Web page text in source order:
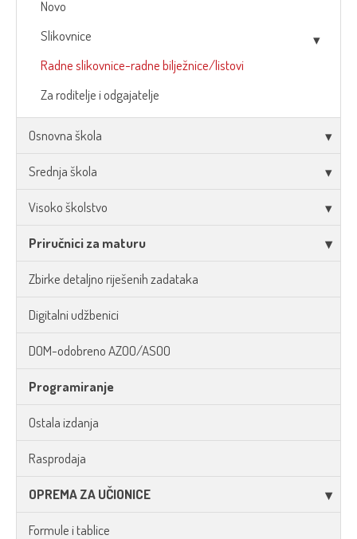
Novo
Slikovnice
Radne slikovnice-radne bilježnice/listovi
Za roditelje i odgajatelje
Osnovna škola
Srednja škola
Visoko školstvo
Priručnici za maturu
Zbirke detaljno riješenih zadataka
Digitalni udžbenici
DOM-odobreno AZOO/ASOO
Programiranje
Ostala izdanja
Rasprodaja
OPREMA ZA UČIONICE
Formule i tablice